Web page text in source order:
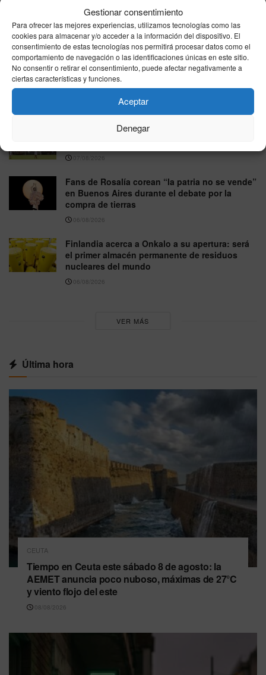
Gestionar consentimiento
Para ofrecer las mejores experiencias, utilizamos tecnologías como las
cookies para almacenar y/o acceder a la información del dispositivo. El
consentimiento de estas tecnologías nos permitirá procesar datos como el
comportamiento de navegación o las identificaciones únicas en este sitio.
No consentir o retirar el consentimiento, puede afectar negativamente a
ciertas características y funciones.
Aceptar
Denegar
Chile levanta un “escudo fronterizo” de 500
kilómetros mientras Ceuta vuelve a poner el
foco en el control de las fronteras
07/08/2026
Sufre una parada cardiaca mientras mantenía
relaciones con su esposa y su caso impulsa
una ley sobre donación de órganos en EEUU
Tiroteo en un instituto de Tailandia deja al
07/08/2026
Fans de Rosalía corean “la patria no se vende”
en Buenos Aires durante el debate por la
compra de tierras
06/08/2026
Finlandia acerca a Onkalo a su apertura: será
el primer almacén permanente de residuos
nucleares del mundo
06/08/2026
VER MÁS
Última hora
CEUTA
Tiempo en Ceuta este sábado 8 de agosto: la
AEMET anuncia poco nuboso, máximas de 27°C
y viento flojo del este
08/08/2026